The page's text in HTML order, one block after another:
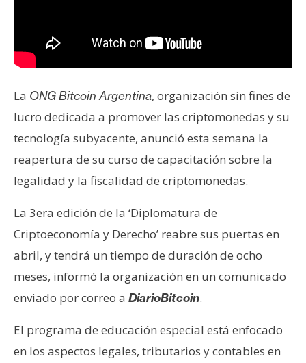
o
a
s
e
P
r
e
s
a
T
e
m
a
La ONG Bitcoin Argentina, organización sin fines de
lucro dedicada a promover las criptomonedas y su
tecnología subyacente, anunció esta semana la
reapertura de su curso de capacitación sobre la
legalidad y la fiscalidad de criptomonedas.
La 3era edición de la ‘Diplomatura de
Criptoeconomía y Derecho’ reabre sus puertas en
abril, y tendrá un tiempo de duración de ocho
meses, informó la organización en un comunicado
enviado por correo a DiarioBitcoin.
El programa de educación especial está enfocado
en los aspectos legales, tributarios y contables en